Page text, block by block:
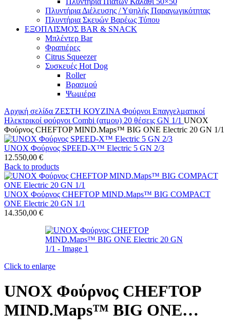
Πλυντήρια Διέλευσης / Υψηλής Παραγωγικότητας
Πλυντήρια Σκευών Βαρέως Τύπου
ΕΞΟΠΛΙΣΜΟΣ BAR & SNACK
Μπλέντερ Bar
Φραπιέρες
Citrus Squeezer
Συσκευές Hot Dog
Roller
Βρασμού
Ψωμιέρα
Αρχική σελίδα ΖΕΣΤΗ ΚΟΥΖΙΝΑ Φούρνοι Επαγγελματικοί
Ηλεκτρικοί φούρνοι Combi (ατμου) 20 θέσεις GN 1/1 UNOX
Φούρνος CHEFTOP MIND.Maps™ BIG ONE Electric 20 GN 1/1
UNOX Φούρνος SPEED-X™ Electric 5 GN 2/3
12.550,00 €
Back to products
UNOX Φούρνος CHEFTOP MIND.Maps™ BIG COMPACT
ONE Electric 20 GN 1/1
14.350,00 €
Click to enlarge
UNOX Φούρνος CHEFTOP
MIND.Maps™ BIG ONE